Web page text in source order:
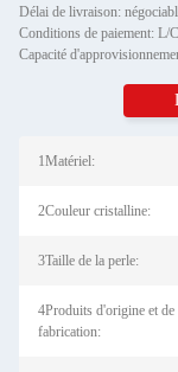
Délai de livraison:
Conditions de paiement: L/
Capacité
1Matériel:
2Couleur cristalline:
3Taille de la perle:
4Produits d'origine et de
fabrication: